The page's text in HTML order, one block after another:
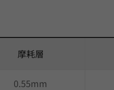
摩耗層
0.55mm